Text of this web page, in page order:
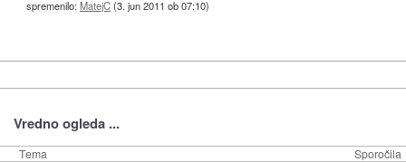
spremenilo:MatejC(3. jun 2011 ob 07:10)
Vredno ogleda ...
Tema Sporočila